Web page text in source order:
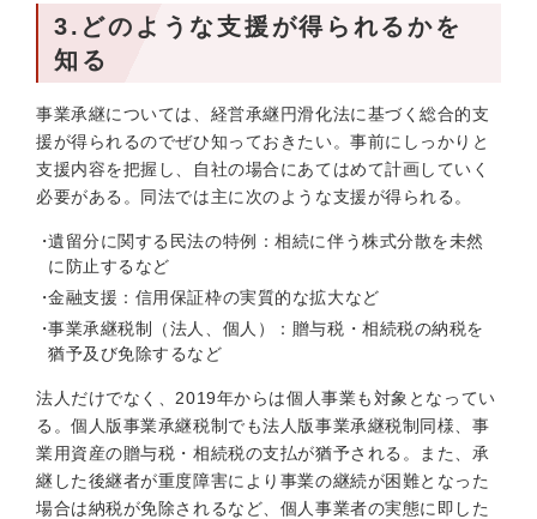
3.どのような支援が得られるかを
知る
事業承継については、経営承継円滑化法に基づく総合的支
援が得られるのでぜひ知っておきたい。事前にしっかりと
支援内容を把握し、自社の場合にあてはめて計画していく
必要がある。同法では主に次のような支援が得られる。
遺留分に関する民法の特例：相続に伴う株式分散を未然
に防止するなど
金融支援：信用保証枠の実質的な拡大など
事業承継税制（法人、個人）：贈与税・相続税の納税を
猶予及び免除するなど
法人だけでなく、2019年からは個人事業も対象となってい
る。個人版事業承継税制でも法人版事業承継税制同様、事
業用資産の贈与税・相続税の支払が猶予される。また、承
継した後継者が重度障害により事業の継続が困難となった
場合は納税が免除されるなど、個人事業者の実態に即した